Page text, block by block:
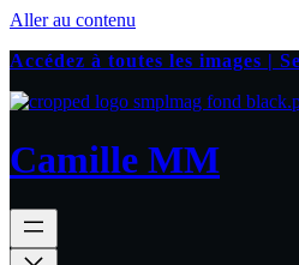
Aller au contenu
Accédez à toutes les images |
Camille MM